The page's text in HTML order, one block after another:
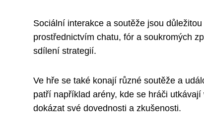
Sociální interakce a soutěže jsou
prostřednictvím chatu, fór a soukromých
sdílení strategií.
Ve hře se také konají různé soutěže a
patří například arény, kde se hráči
dokázat své dovednosti a zkušenosti.